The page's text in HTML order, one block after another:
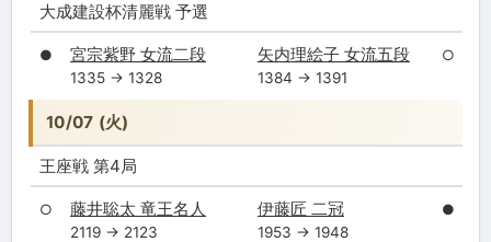
大成建設杯清麗戦 予選
● 宮宗紫野 女流二段
1335 → 1328
矢内理絵子 女流五段
1384 → 1391
○
10/07 (火)
王座戦 第4局
○ 藤井聡太 竜王名人
2119 → 2123
伊藤匠 二冠
1953 → 1948
●